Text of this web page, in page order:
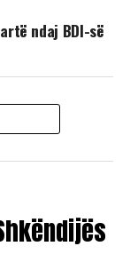
ndaj BDI-së